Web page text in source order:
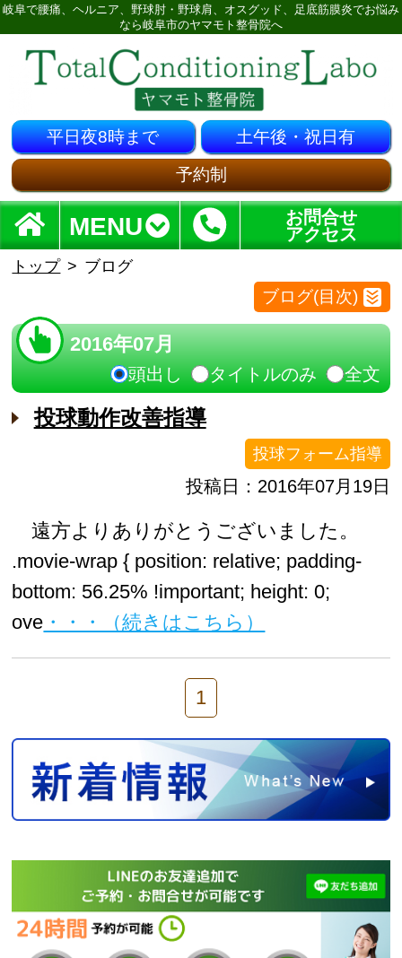
岐阜で腰痛、ヘルニア、野球肘・野球肩、オスグッド、足底筋膜炎でお悩み
なら岐阜市のヤマモト整骨院へ
平日夜8時まで 土午後・祝日有
予約制
MENU
お問合せ
アクセス
トップ ブログ
ブログ(目次)
2016年07月
頭出し タイトルのみ 全文
投球動作改善指導
投球フォーム指導
投稿日：2016年07月19日
遠方よりありがとうございました。
.movie-wrap { position: relative; padding-
bottom: 56.25% !important; height: 0;
ove ・・・（続きはこちら）
1